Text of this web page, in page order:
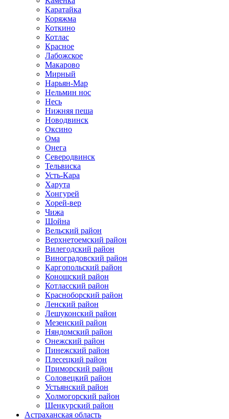
Каратайка
Коряжма
Коткино
Котлас
Красное
Лабожское
Макарово
Мирный
Нарьян-Мар
Нельмин нос
Несь
Нижняя пеша
Новодвинск
Оксино
Ома
Онега
Северодвинск
Тельвиска
Усть-Кара
Харута
Хонгурей
Хорей-вер
Чижа
Шойна
Вельский район
Верхнетоемский район
Вилегодский район
Виноградовский район
Каргопольский район
Коношский район
Котласский район
Красноборский район
Ленский район
Лешуконский район
Мезенский район
Няндомский район
Онежский район
Пинежский район
Плесецкий район
Приморский район
Соловецкий район
Устьянский район
Холмогорский район
Шенкурский район
Астраханская область